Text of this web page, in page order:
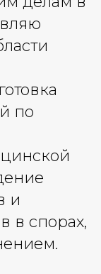
по
и
в спорах,